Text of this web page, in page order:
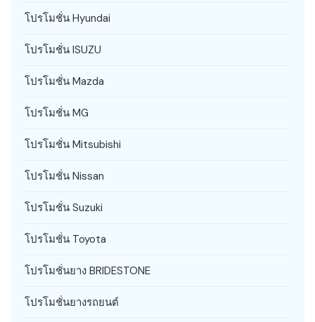
โปรโมชั่น Hyundai
โปรโมชั่น ISUZU
โปรโมชั่น Mazda
โปรโมชั่น MG
โปรโมชั่น Mitsubishi
โปรโมชั่น Nissan
โปรโมชั่น Suzuki
โปรโมชั่น Toyota
โปรโมชั่นยาง BRIDESTONE
โปรโมชั่นยางรถยนต์